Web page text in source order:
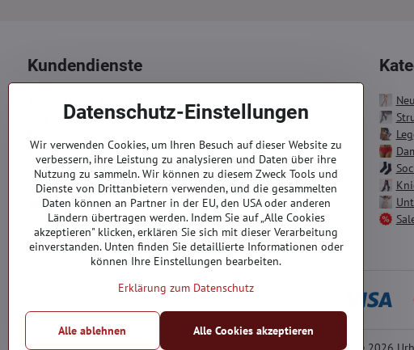
Kundendienste
Reklamation
Kontakte
Bestellungen
Bestellstatus
Datenschutz-Einstellungen
Wir verwenden Cookies, um Ihren Besuch auf dieser Website zu
verbessern, ihre Leistung zu analysieren und Daten über ihre
Nutzung zu sammeln. Wir können zu diesem Zweck Tools und
Dienste von Drittanbietern verwenden, und die gesammelten
Daten können an Partner in der EU, den USA oder anderen
Ländern übertragen werden. Indem Sie auf „Alle Cookies
akzeptieren" klicken, erklären Sie sich mit dieser Verarbeitung
einverstanden. Unten finden Sie detaillierte Informationen oder
können Ihre Einstellungen bearbeiten.
Erklärung zum Datenschutz
Alle Cookies akzeptieren
Alle ablehnen